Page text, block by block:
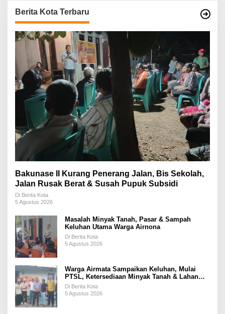
Berita Kota Terbaru
Bakunase II Kurang Penerang Jalan, Bis Sekolah,
Jalan Rusak Berat & Susah Pupuk Subsidi
Di Berita Kota
5 Agustus 2026
Masalah Minyak Tanah, Pasar & Sampah
Keluhan Utama Warga Airnona
Di Berita Kota
5 Agustus 2026
Warga Airmata Sampaikan Keluhan, Mulai
PTSL, Ketersediaan Minyak Tanah & Lahan
Pemakaman
Di Berita Kota
5 Agustus 2026